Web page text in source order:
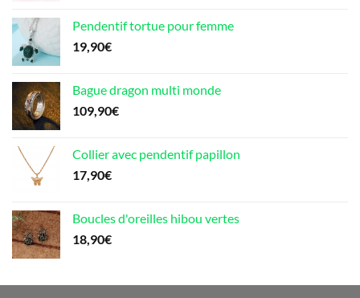
Pendentif tortue pour femme
19,90€
Bague dragon multi monde
109,90€
Collier avec pendentif papillon
17,90€
Boucles d'oreilles hibou vertes
18,90€